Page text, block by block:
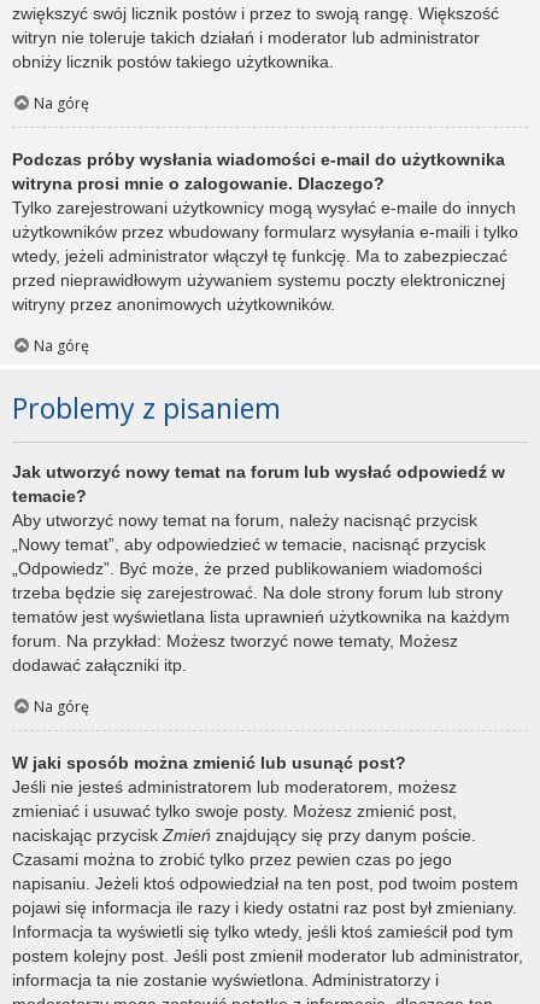
zwiększyć swój licznik postów i przez to swoją rangę. Większość
witryn nie toleruje takich działań i moderator lub administrator
obniży licznik postów takiego użytkownika.
Na górę
Podczas próby wysłania wiadomości e-mail do użytkownika
witryna prosi mnie o zalogowanie. Dlaczego?
Tylko zarejestrowani użytkownicy mogą wysyłać e-maile do innych
użytkowników przez wbudowany formularz wysyłania e-maili i tylko
wtedy, jeżeli administrator włączył tę funkcję. Ma to zabezpieczać
przed nieprawidłowym używaniem systemu poczty elektronicznej
witryny przez anonimowych użytkowników.
Na górę
Problemy z pisaniem
Jak utworzyć nowy temat na forum lub wysłać odpowiedź w
temacie?
Aby utworzyć nowy temat na forum, należy nacisnąć przycisk
„Nowy temat”, aby odpowiedzieć w temacie, nacisnąć przycisk
„Odpowiedz”. Być może, że przed publikowaniem wiadomości
trzeba będzie się zarejestrować. Na dole strony forum lub strony
tematów jest wyświetlana lista uprawnień użytkownika na każdym
forum. Na przykład: Możesz tworzyć nowe tematy, Możesz
dodawać załączniki itp.
Na górę
W jaki sposób można zmienić lub usunąć post?
Jeśli nie jesteś administratorem lub moderatorem, możesz
zmieniać i usuwać tylko swoje posty. Możesz zmienić post,
naciskając przycisk Zmień znajdujący się przy danym poście.
Czasami można to zrobić tylko przez pewien czas po jego
napisaniu. Jeżeli ktoś odpowiedział na ten post, pod twoim postem
pojawi się informacja ile razy i kiedy ostatni raz post był zmieniany.
Informacja ta wyświetli się tylko wtedy, jeśli ktoś zamieścił pod tym
postem kolejny post. Jeśli post zmienił moderator lub administrator,
informacja ta nie zostanie wyświetlona. Administratorzy i